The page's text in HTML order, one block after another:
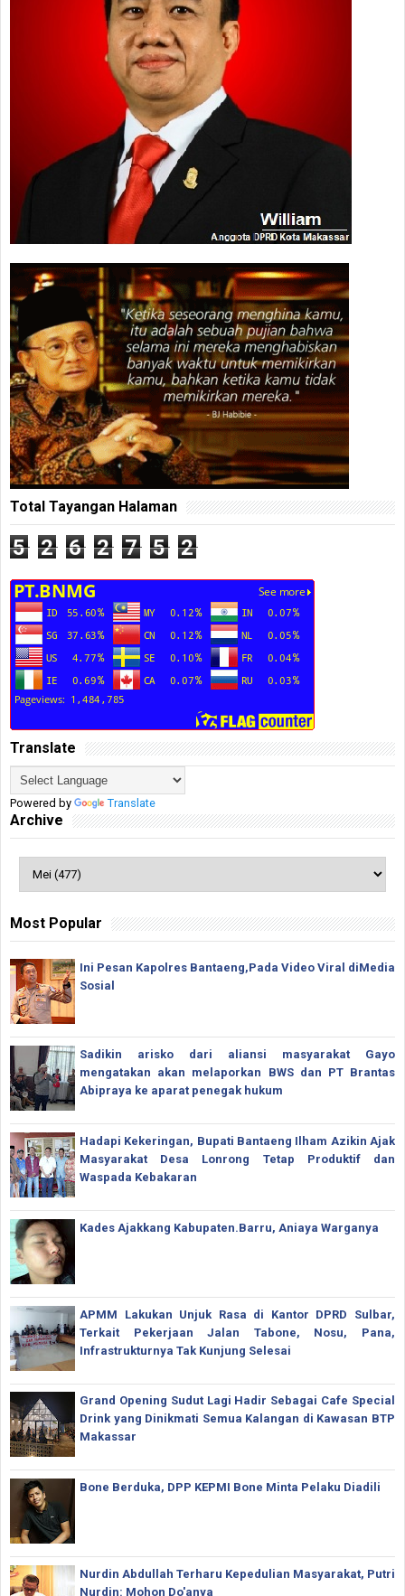
Total Tayangan Halaman
5 2 6 2 7 5 2
Translate
Powered by Translate
Archive
Most Popular
Ini Pesan Kapolres Bantaeng,Pada Video Viral diMedia
Sosial
Sadikin arisko dari aliansi masyarakat Gayo
mengatakan akan melaporkan BWS dan PT Brantas
Abipraya ke aparat penegak hukum
Hadapi Kekeringan, Bupati Bantaeng Ilham Azikin Ajak
Masyarakat Desa Lonrong Tetap Produktif dan
Waspada Kebakaran
Kades Ajakkang Kabupaten.Barru, Aniaya Warganya
APMM Lakukan Unjuk Rasa di Kantor DPRD Sulbar,
Terkait Pekerjaan Jalan Tabone, Nosu, Pana,
Infrastrukturnya Tak Kunjung Selesai
Grand Opening Sudut Lagi Hadir Sebagai Cafe Special
Drink yang Dinikmati Semua Kalangan di Kawasan BTP
Makassar
Bone Berduka, DPP KEPMI Bone Minta Pelaku Diadili
Nurdin Abdullah Terharu Kepedulian Masyarakat, Putri
Nurdin: Mohon Do'anya